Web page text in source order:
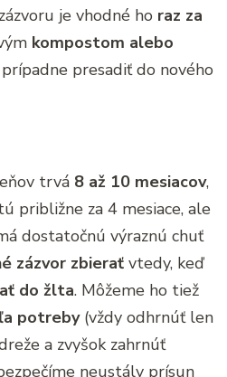
je vhodné ho raz za
kompostom alebo
prípadne presadiť do nového
trvá 8 až 10 mesiacov,
približne za 4 mesiace, ale
dostatočnú výraznú chuť
zázvor zbierať vtedy, keď
do žlta. Môžeme ho tiež
potreby(vždy odhrnúť len
a zvyšok zahrnúť
neustály prísun